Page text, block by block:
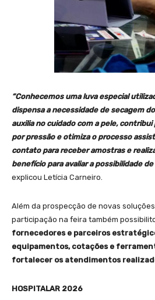
“Conhecemos uma luva especial
dispensa a necessidade de secagem
auxilia no cuidado com a pele, contribui
por pressão e otimiza o processo
contato para receber amostras e
benefício para avaliar a possibilidade
explicou Letícia Carneiro.
Além da prospecção de novas
participação na feira também
fornecedores e parceiros
equipamentos, cotações e
fortalecer os atendimentos
HOSPITALAR 2026